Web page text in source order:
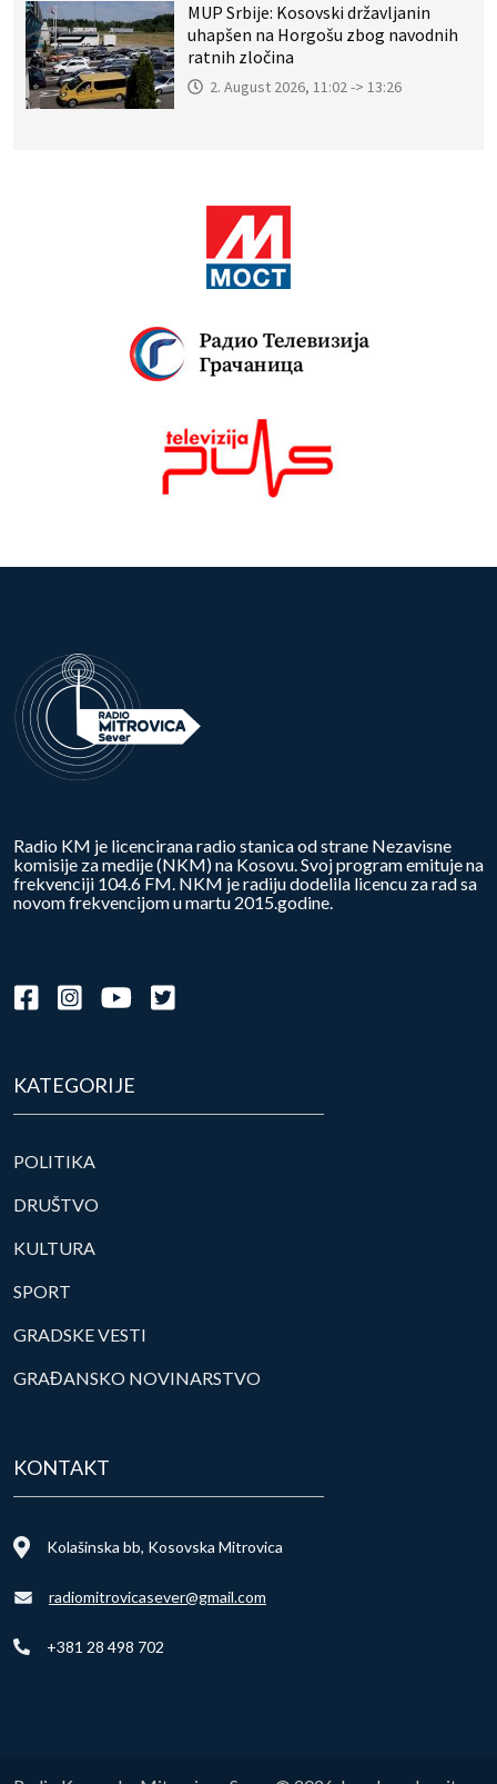
MUP Srbije: Kosovski državljanin
uhapšen na Horgošu zbog navodnih
ratnih zločina
2. August 2026, 11:02 -> 13:26
Radio KM je licencirana radio stanica od strane Nezavisne
komisije za medije (NKM) na Kosovu. Svoj program emituje na
frekvenciji 104.6 FM. NKM je radiju dodelila licencu za rad sa
novom frekvencijom u martu 2015.godine.
KATEGORIJE
POLITIKA
DRUŠTVO
KULTURA
SPORT
GRADSKE VESTI
GRAĐANSKO NOVINARSTVO
KONTAKT
Kolašinska bb, Kosovska Mitrovica
radiomitrovicasever@gmail.com
+381 28 498 702